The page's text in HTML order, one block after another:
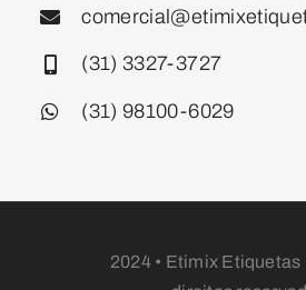
(31) 3327-3727
(31) 98100-6029
2024 • Etimix Etiquetas